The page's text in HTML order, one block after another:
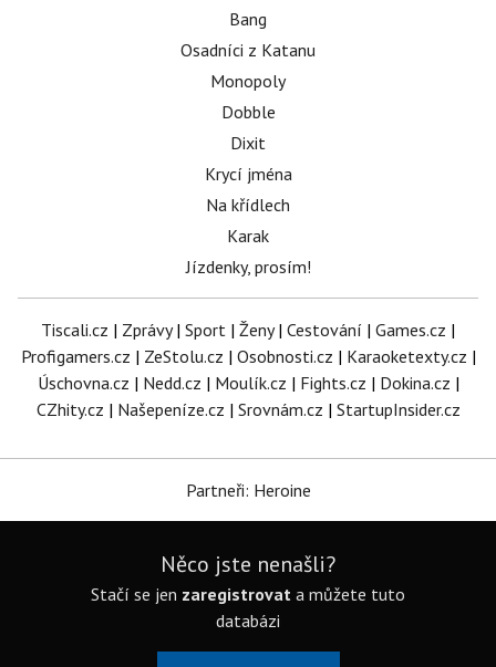
Bang
Osadníci z Katanu
Monopoly
Dobble
Dixit
Krycí jména
Na křídlech
Karak
Jízdenky, prosím!
Tiscali.cz | Zprávy| Sport | Ženy| Cestování | Games.cz |
Profigamers.cz | ZeStolu.cz | Osobnosti.cz | Karaoketexty.cz |
Úschovna.cz | Nedd.cz | Moulík.cz | Fights.cz | Dokina.cz |
CZhity.cz | Našepeníze.cz | Srovnám.cz | StartupInsider.cz
Partneři: Heroine
Něco jste nenašli?
Stačí se jen zaregistrovat a můžete tuto
databázi